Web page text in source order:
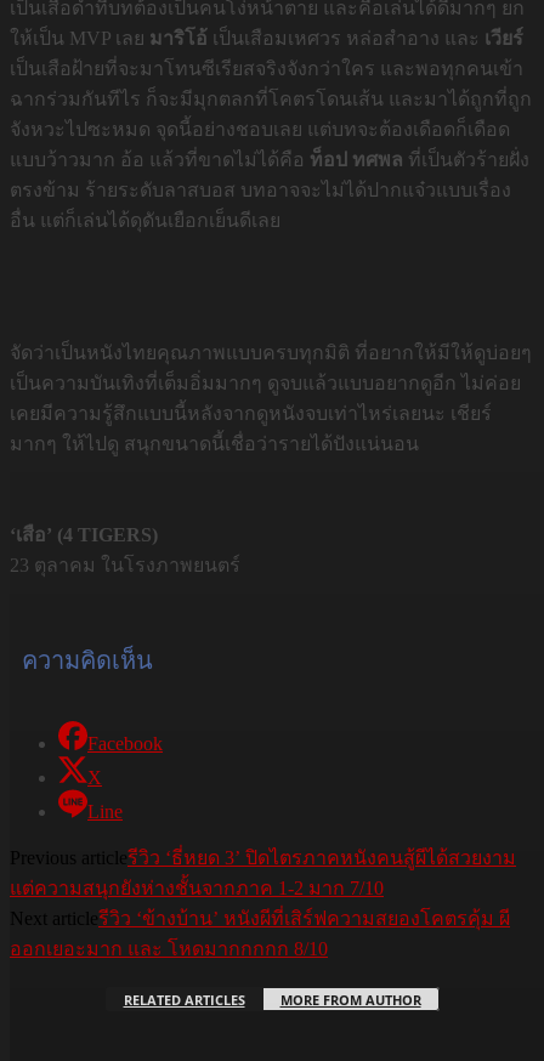
เป็นเสือดำที่บทต้องเป็นคนโง่หน้าตาย และคือเล่นได้ดีมากๆ ยก
ให้เป็น MVP เลย มาริโอ้ เป็นเสือมเหศวร หล่อสำอาง และ เวียร์
เป็นเสือฝ้ายที่จะมาโทนซีเรียสจริงจังกว่าใคร และพอทุกคนเข้า
ฉากร่วมกันทีไร ก็จะมีมุกตลกที่โคตรโดนเส้น และมาได้ถูกที่ถูก
จังหวะไปซะหมด จุดนี้อย่างชอบเลย แต่บทจะต้องเดือดก็เดือด
แบบว้าวมาก อ้อ แล้วที่ขาดไม่ได้คือ ท็อป ทศพล ที่เป็นตัวร้ายฝั่ง
ตรงข้าม ร้ายระดับลาสบอส บทอาจจะไม่ได้ปากแจ๋วแบบเรื่อง
อื่น แต่ก็เล่นได้ดุดันเยือกเย็นดีเลย
จัดว่าเป็นหนังไทยคุณภาพแบบครบทุกมิติ ที่อยากให้มีให้ดูบ่อยๆ
เป็นความบันเทิงที่เต็มอิ่มมากๆ ดูจบแล้วแบบอยากดูอีก ไม่ค่อย
เคยมีความรู้สึกแบบนี้หลังจากดูหนังจบเท่าไหร่เลยนะ เชียร์
มากๆ ให้ไปดู สนุกขนาดนี้เชื่อว่ารายได้ปังแน่นอน
‘เสือ’ (4 TIGERS)
23 ตุลาคม ในโรงภาพยนตร์
ความคิดเห็น
Facebook
X
Line
Previous articleรีวิว ‘ธี่หยด 3’ ปิดไตรภาคหนังคนสู้ผีได้สวยงาม
แต่ความสนุกยังห่างชั้นจากภาค 1-2 มาก 7/10
Next articleรีวิว ‘ข้างบ้าน’ หนังผีที่เสิร์ฟความสยองโคตรคุ้ม ผี
ออกเยอะมาก และ โหดมากกกกก 8/10
RELATED ARTICLES MORE FROM AUTHOR